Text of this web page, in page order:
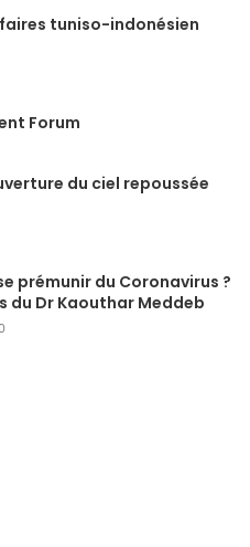
tuniso-indonésien
Forum
du ciel repoussée
prémunir du Coronavirus ?
du Dr Kaouthar Meddeb